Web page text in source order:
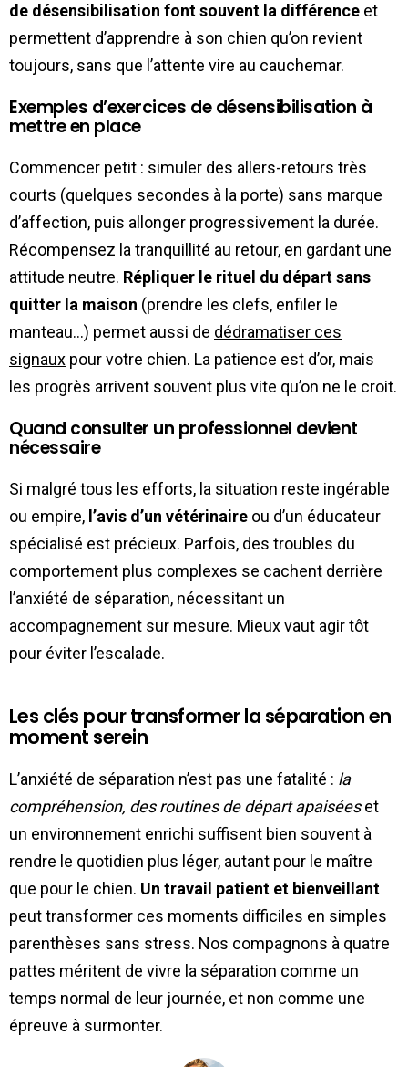
de désensibilisation font souvent la différence et
permettent d’apprendre à son chien qu’on revient
toujours, sans que l’attente vire au cauchemar.
Exemples d’exercices de désensibilisation à
mettre en place
Commencer petit : simuler des allers-retours très
courts (quelques secondes à la porte) sans marque
d’affection, puis allonger progressivement la durée.
Récompensez la tranquillité au retour, en gardant une
attitude neutre. Répliquer le rituel du départ sans
quitter la maison (prendre les clefs, enfiler le
manteau…) permet aussi de dédramatiser ces
signaux pour votre chien. La patience est d’or, mais
les progrès arrivent souvent plus vite qu’on ne le croit.
Quand consulter un professionnel devient
nécessaire
Si malgré tous les efforts, la situation reste ingérable
ou empire, l’avis d’un vétérinaire ou d’un éducateur
spécialisé est précieux. Parfois, des troubles du
comportement plus complexes se cachent derrière
l’anxiété de séparation, nécessitant un
accompagnement sur mesure. Mieux vaut agir tôt
pour éviter l’escalade.
Les clés pour transformer la séparation en
moment serein
L’anxiété de séparation n’est pas une fatalité : la
compréhension, des routines de départ apaiséeset
un environnement enrichi suffisent bien souvent à
rendre le quotidien plus léger, autant pour le maître
que pour le chien. Un travail patient et bienveillant
peut transformer ces moments difficiles en simples
parenthèses sans stress. Nos compagnons à quatre
pattes méritent de vivre la séparation comme un
temps normal de leur journée, et non comme une
épreuve à surmonter.